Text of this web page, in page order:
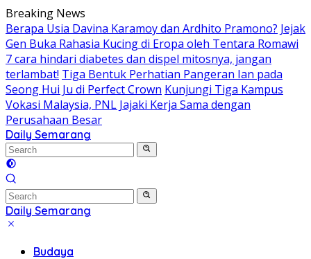
Skip
to
content
Breaking News
Berapa Usia Davina Karamoy dan Ardhito Pramono? Jejak
Gen Buka Rahasia Kucing di Eropa oleh Tentara Romawi
7 cara hindari diabetes dan dispel mitosnya, jangan
terlambat! Tiga Bentuk Perhatian Pangeran Ian pada
Seong Hui Ju di Perfect Crown Kunjungi Tiga Kampus
Vokasi Malaysia, PNL Jajaki Kerja Sama dengan
Perusahaan Besar
Daily Semarang
"Semarang
Hari
Ini:
Informasi
Terkini
untuk
Daily Semarang
"Semarang
Budaya